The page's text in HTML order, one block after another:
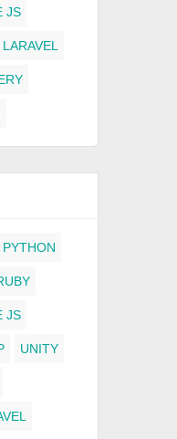
JS
LARAVEL
PYTHON
JS
UNITY